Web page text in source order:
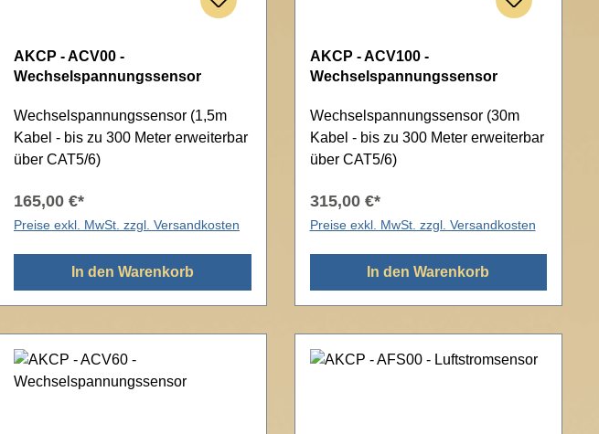
AKCP - ACV00 -
Wechselspannungssensor
Wechselspannungssensor (1,5m
Kabel - bis zu 300 Meter erweiterbar
über CAT5/6)
165,00 €*
Preise exkl. MwSt. zzgl. Versandkosten
In den Warenkorb
AKCP - ACV100 -
Wechselspannungssensor
Wechselspannungssensor (30m
Kabel - bis zu 300 Meter erweiterbar
über CAT5/6)
315,00 €*
Preise exkl. MwSt. zzgl. Versandkosten
In den Warenkorb